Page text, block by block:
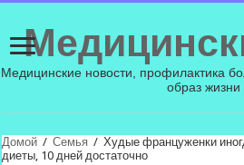
Медицинские новости, профилактика
образ жизни
Домой / Семья / Худые француженки
диеты, 10 дней достаточно